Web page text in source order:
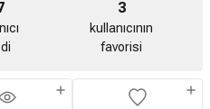
3
kullanıcının
favorisi